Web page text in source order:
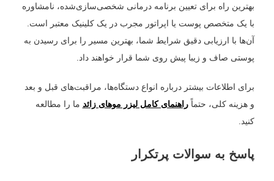
بهترین راه برای تعیین برنامه درمانی شخصی‌سازی‌شده، نامشاوره
با یک متخصص پوست یا اپراتور مجرب در یک کلینیک معتبر است.
آن‌ها با ارزیابی دقیق شرایط شما، بهترین مسیر را برای رسیدن به
پوستی صاف و زیبا پیش روی شما قرار خواهند داد.
برای اطلاعات بیشتر درباره انواع دستگاه‌ها، مراقبت‌های قبل و بعد
و هزینه کلی، حتماًراهنمای کامل لیزر موهای زائد ما را مطالعه
کنید.
پاسخ به سوالات پرتکرار